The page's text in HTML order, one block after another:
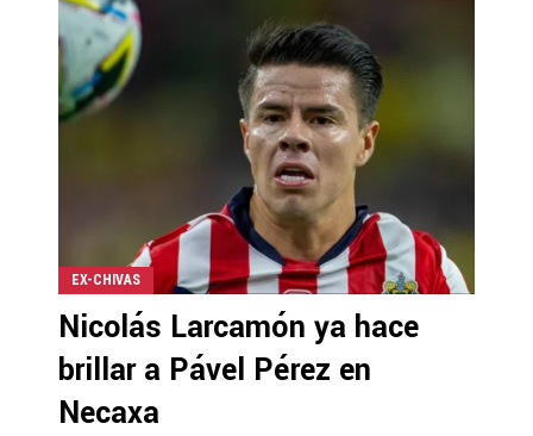
EX-CHIVAS
Nicolás Larcamón ya hace
brillar a Pável Pérez en
Necaxa